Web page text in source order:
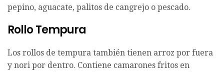
pepino, aguacate, palitos de cangrejo o pescado.
Rollo Tempura
Los rollos de tempura también tienen arroz por fuera
y nori por dentro. Contiene camarones fritos en